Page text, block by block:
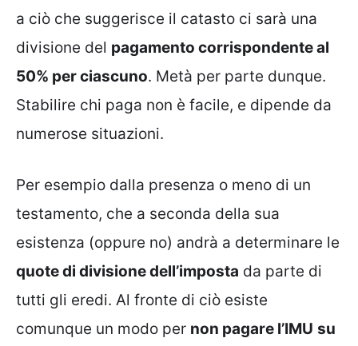
a ciò che suggerisce il catasto ci sarà una
divisione del pagamento corrispondente al
50% per ciascuno. Metà per parte dunque.
Stabilire chi paga non è facile, e dipende da
numerose situazioni.
Per esempio dalla presenza o meno di un
testamento, che a seconda della sua
esistenza (oppure no) andrà a determinare le
quote di divisione dell’imposta da parte di
tutti gli eredi. Al fronte di ciò esiste
comunque un modo per non pagare l’IMU su